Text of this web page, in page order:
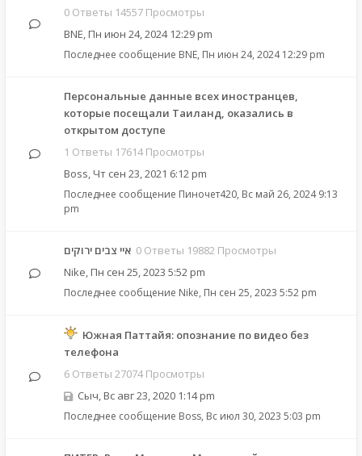
0 Ответы 14557 Просмотры
BNE, Пн июн 24, 2024 12:29 pm
Последнее сообщение BNE, Пн июн 24, 2024 12:29 pm
Персональные данные всех иностранцев,
которые посещали Таиланд, оказались в
открытом доступе
1 Ответы 17614 Просмотры
Boss, Чт сен 23, 2021 6:12 pm
Последнее сообщение Пиночет420, Вс май 26, 2024 9:13
pm
איי צבים ירוקים 0 Ответы 19882 Просмотры
Nike, Пн сен 25, 2023 5:52 pm
Последнее сообщение Nike, Пн сен 25, 2023 5:52 pm
Южная Паттайя: опознание по видео без
телефона
6 Ответы 27074 Просмотры
Сыч, Вс авг 23, 2020 1:14 pm
Последнее сообщение Boss, Вс июл 30, 2023 5:03 pm